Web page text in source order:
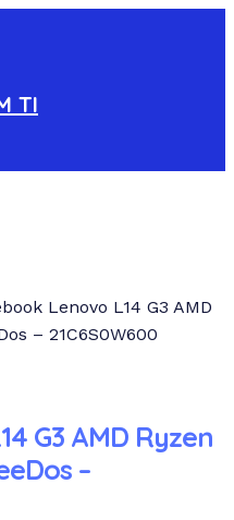
TI
Lenovo L14 G3 AMD
– 21C6S0W600
G3 AMD Ryzen
–